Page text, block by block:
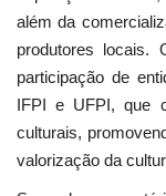
além da
produtores
participação de
IFPI e UFPI, que
culturais,
valorização da